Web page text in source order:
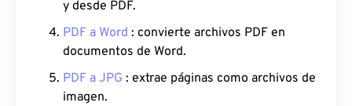
y desde PDF.
PDF a Word : convierte archivos PDF en
documentos de Word.
PDF a JPG : extrae páginas como archivos de
imagen.